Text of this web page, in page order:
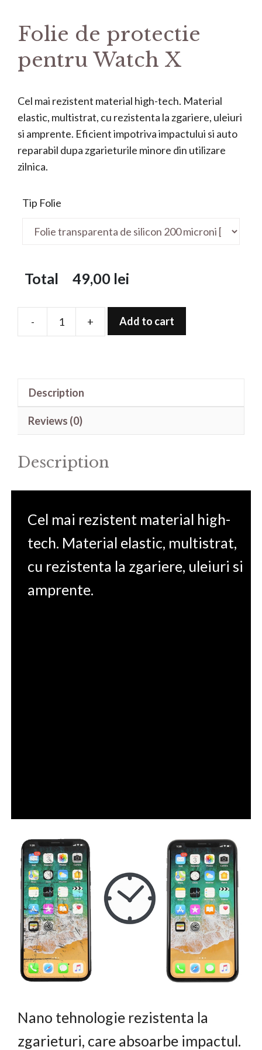
Folie de protectie
pentru Watch X
Cel mai rezistent material high-tech. Material
elastic, multistrat, cu rezistenta la zgariere, uleiuri
si amprente. Eficient impotriva impactului si auto
reparabil dupa zgarieturile minore din utilizare
zilnica.
Tip Folie
Total 49,00 lei
-
Folie
+ Add to cart
Description
Reviews (0)
Description
Cel mai rezistent material high-
tech. Material elastic, multistrat,
cu rezistenta la zgariere, uleiuri si
amprente.
Nano tehnologie rezistenta la
zgarieturi, care absoarbe impactul.